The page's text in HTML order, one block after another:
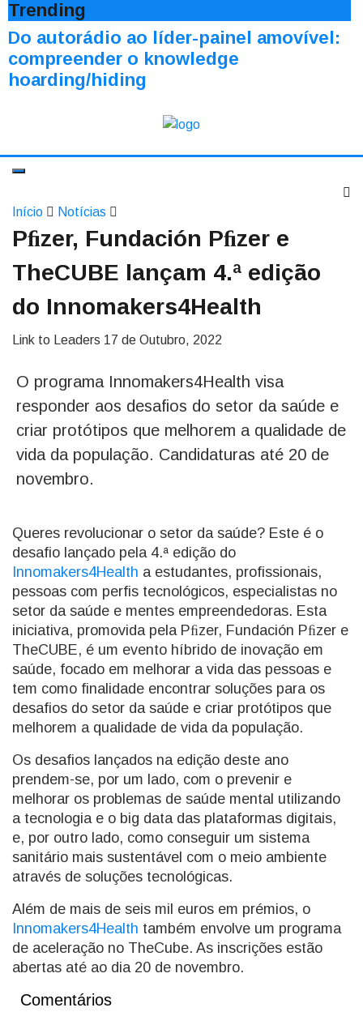
Trending
Do autorádio ao líder-painel amovível:
compreender o knowledge
hoarding/hiding
Início Notícias
Pﬁzer, Fundación Pﬁzer e
TheCUBE lançam 4.ª edição
do Innomakers4Health
Link to Leaders 17 de Outubro, 2022
O programa Innomakers4Health visa
responder aos desafios do setor da saúde e
criar protótipos que melhorem a qualidade de
vida da população. Candidaturas até 20 de
novembro.
Queres revolucionar o setor da saúde? Este é o
desafio lançado pela 4.ª edição do
Innomakers4Health a estudantes, profissionais,
pessoas com perfis tecnológicos, especialistas no
setor da saúde e mentes empreendedoras. Esta
iniciativa, promovida pela Pﬁzer, Fundación Pﬁzer e
TheCUBE, é um evento híbrido de inovação em
saúde, focado em melhorar a vida das pessoas e
tem como finalidade encontrar soluções para os
desafios do setor da saúde e criar protótipos que
melhorem a qualidade de vida da população.
Os desafios lançados na edição deste ano
prendem-se, por um lado, com o prevenir e
melhorar os problemas de saúde mental utilizando
a tecnologia e o big data das plataformas digitais,
e, por outro lado, como conseguir um sistema
sanitário mais sustentável com o meio ambiente
através de soluções tecnológicas.
Além de mais de seis mil euros em prémios, o
Innomakers4Health também envolve um programa
de aceleração no TheCube. As inscrições estão
abertas até ao dia 20 de novembro.
Comentários